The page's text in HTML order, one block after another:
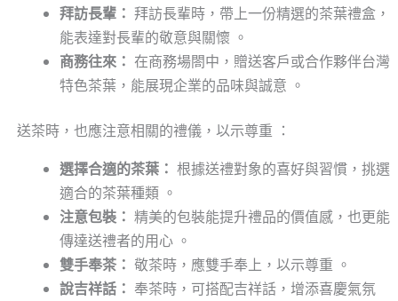
拜訪長輩： 拜訪長輩時，帶上一份精選的茶葉禮盒，
能表達對長輩的敬意與關懷 。
商務往來： 在商務場閤中，贈送客戶或合作夥伴台灣
特色茶葉，能展現企業的品味與誠意 。
送茶時，也應注意相關的禮儀，以示尊重 ：
選擇合適的茶葉： 根據送禮對象的喜好與習慣，挑選
適合的茶葉種類 。
注意包裝： 精美的包裝能提升禮品的價值感，也更能
傳達送禮者的用心 。
雙手奉茶： 敬茶時，應雙手奉上，以示尊重 。
說吉祥話： 奉茶時，可搭配吉祥話，增添喜慶氣氛